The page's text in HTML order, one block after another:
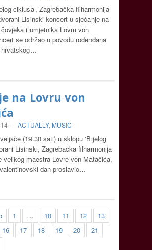
ciklusa’, Zagrebačka filharmonija
Lisinski koncert u sjećanje na
i umjetnika Lovru von
se održao u povodu rođendana
na Lovru von
- ACTUALLY, MUSIC
(19.30 sati) u sklopu ‘Bijelog
Lisinski, Zagrebačka filharmonija
velikog maestra Lovre von Matačića,
dan proslavio…
1 … 10 11 12
13
16 17 18 19 20
21